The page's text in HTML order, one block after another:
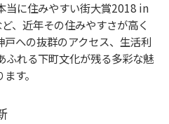
当に住みやすい街大賞2018 in
、近年その住みやすさが高く
への抜群のアクセス、 生活利
ふれる下町文化が残る多彩な魅
す。